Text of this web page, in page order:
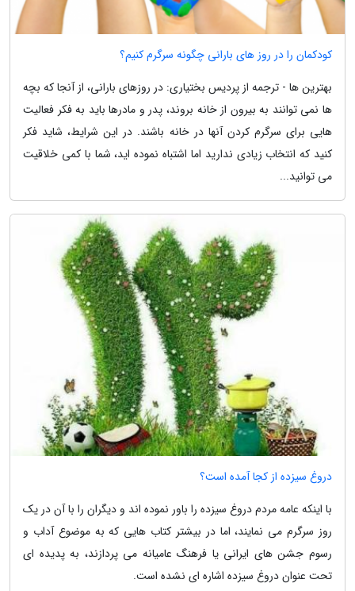
کودکمان را در روز های بارانی چگونه سرگرم کنیم؟
بهترین ها - ترجمه از پردیس بختیاری: در روزهای بارانی، از آنجا که بچه
ها نمی توانند به بیرون از خانه بروند، پدر و مادرها باید به فکر فعالیت
هایی برای سرگرم کردن آنها در خانه باشند. در این شرایط، شاید فکر
کنید که انتخاب زیادی ندارید اما اشتباه نموده اید، شما با کمی خلاقیت
می توانید...
دروغ سیزده از کجا آمده است؟
با اینکه عامه مردم دروغ سیزده را باور نموده اند و دیگران را با آن در یک
روز سرگرم می نمایند، اما در بیشتر کتاب هایی که به موضوع آداب و
رسوم جشن های ایرانی یا فرهنگ عامیانه می پردازند، به پدیده ای
تحت عنوان دروغ سیزده اشاره ای نشده است.